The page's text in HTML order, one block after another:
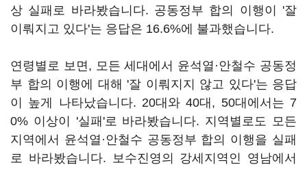
상 실패로 바라봤습니다. 공동정부 합의 이행이 '잘
이뤄지고 있다'는 응답은 16.6%에 불과했습니다.
연령별로 보면, 모든 세대에서 윤석열·안철수 공동정
부 합의 이행에 대해 '잘 이뤄지지 않고 있다'는 응답
이 높게 나타났습니다. 20대와 40대, 50대에서는 7
0% 이상이 '실패'로 바라봤습니다. 지역별로도 모든
지역에서 윤석열·안철수 공동정부 합의 이행을 실패
로 바라봤습니다. 보수진영의 강세지역인 영남에서